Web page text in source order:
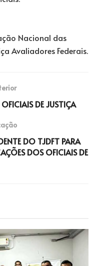
Nacional das
Avaliadores Federais.
DE JUSTIÇA
DO TJDFT PARA
DOS OFICIAIS DE